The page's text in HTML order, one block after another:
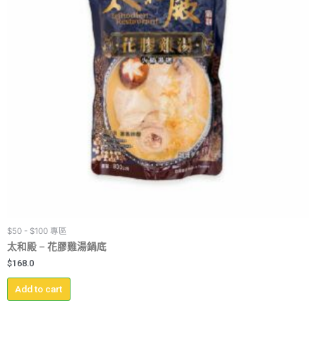
$50 - $100 專區
太和殿 – 花膠雞湯鍋底
$168.0
Add to cart